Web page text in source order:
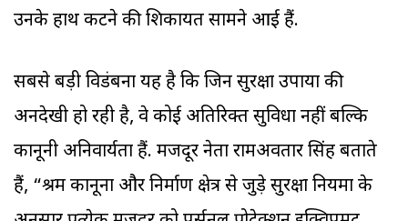
उनके हाथ कटने की शिकायत सामने आई हैं.
सबसे बड़ी विडंबना यह है कि जिन सुरक्षा उपायों की
अनदेखी हो रही है, वे कोई अतिरिक्त सुविधा नहीं बल्कि
कानूनी अनिवार्यता हैं. मजदूर नेता रामअवतार सिंह बताते
हैं, “श्रम कानूनों और निर्माण क्षेत्र से जुड़े सुरक्षा नियमों के